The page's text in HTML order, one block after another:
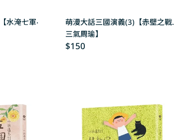
水淹七軍‧
萌漫大話三國演義(3)【赤壁之戰.
三氣周瑜】
Regular
$150